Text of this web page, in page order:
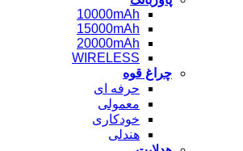
10000mAh
15000mAh
20000mAh
WIRELESS
چراغ قوه
حرفه ای
معمولی
خودکاری
هندلی